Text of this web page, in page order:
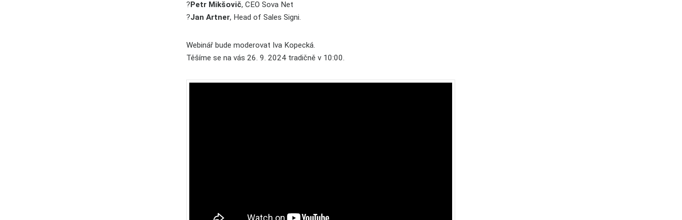
?Petr Mikšovič, CEO Sova Net
?Jan Artner, Head of Sales Signi.
Webinář bude moderovat Iva Kopecká.
Těšíme se na vás 26. 9. 2024 tradičně v 10:00.